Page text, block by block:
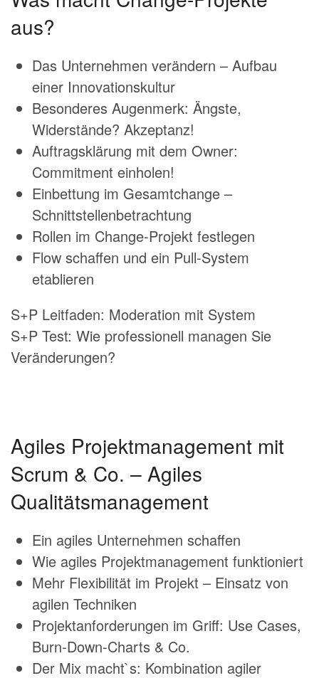
aus?
Das Unternehmen verändern – Aufbau
einer Innovationskultur
Besonderes Augenmerk: Ängste,
Widerstände? Akzeptanz!
Auftragsklärung mit dem Owner:
Commitment einholen!
Einbettung im Gesamtchange –
Schnittstellenbetrachtung
Rollen im Change-Projekt festlegen
Flow schaffen und ein Pull-System
etablieren
S+P Leitfaden: Moderation mit System
S+P Test: Wie professionell managen Sie
Veränderungen?
Agiles Projektmanagement mit
Scrum & Co. – Agiles
Qualitätsmanagement
Ein agiles Unternehmen schaffen
Wie agiles Projektmanagement funktioniert
Mehr Flexibilität im Projekt – Einsatz von
agilen Techniken
Projektanforderungen im Griff: Use Cases,
Burn-Down-Charts & Co.
Der Mix macht`s: Kombination agiler